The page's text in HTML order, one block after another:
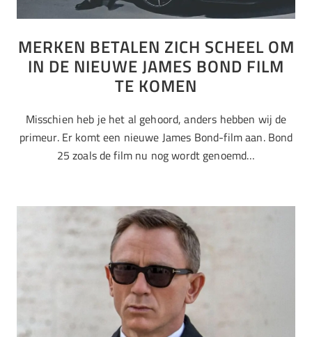
MERKEN BETALEN ZICH SCHEEL OM
IN DE NIEUWE JAMES BOND FILM
TE KOMEN
Misschien heb je het al gehoord, anders hebben wij de
primeur. Er komt een nieuwe James Bond-film aan. Bond
25 zoals de film nu nog wordt genoemd…